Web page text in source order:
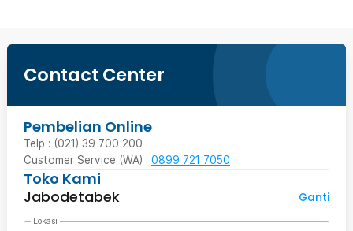
Contact Center
Pembelian Online
Telp : (021) 39 700 200
Customer Service (WA) : 0899 721 7050
Toko Kami
Jabodetabek
Ganti
Lokasi